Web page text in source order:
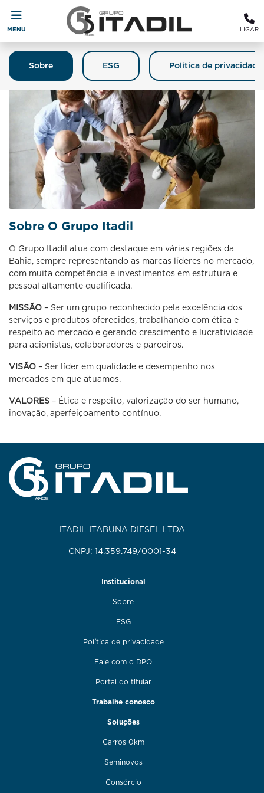
MENU LIGAR
Sobre ESG Política de privacidade
Sobre O Grupo Itadil
O Grupo Itadil atua com destaque em várias regiões da
Bahia, sempre representando as marcas líderes no mercado,
com muita competência e investimentos em estrutura e
pessoal altamente qualificada.
MISSÃO – Ser um grupo reconhecido pela excelência dos
serviços e produtos oferecidos, trabalhando com ética e
respeito ao mercado e gerando crescimento e lucratividade
para acionistas, colaboradores e parceiros.
VISÃO – Ser líder em qualidade e desempenho nos
mercados em que atuamos.
VALORES – Ética e respeito, valorização do ser humano,
inovação, aperfeiçoamento contínuo.
ITADIL ITABUNA DIESEL LTDA
CNPJ: 14.359.749/0001-34
Institucional
Sobre
ESG
Política de privacidade
Fale com o DPO
Portal do titular
Trabalhe conosco
Soluções
Carros 0km
Seminovos
Consórcio